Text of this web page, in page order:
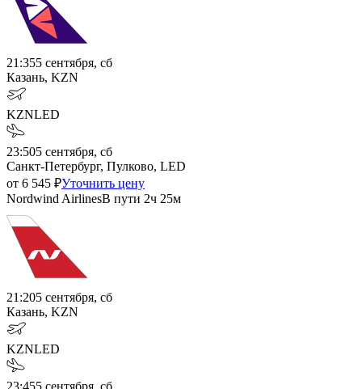
21:355 сентября, сб
Казань, KZN
KZNLED
23:505 сентября, сб
Санкт-Петербург, Пулково, LED
от 6 545 ₽Уточнить цену
Nordwind AirlinesВ пути 2ч 25м
21:205 сентября, сб
Казань, KZN
KZNLED
23:455 сентября, сб